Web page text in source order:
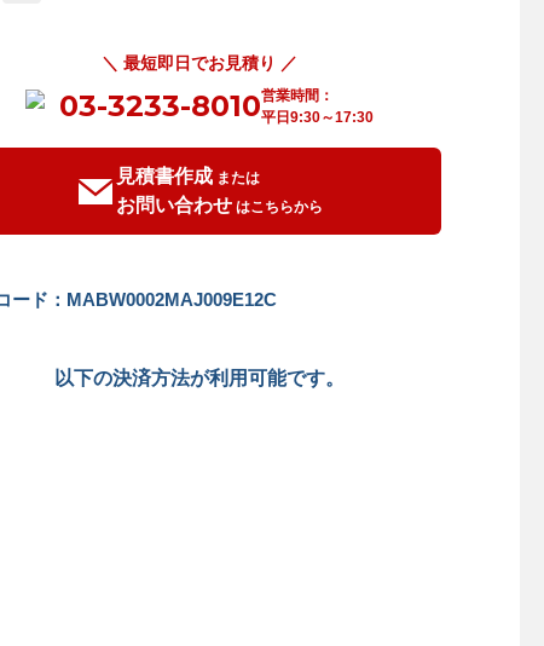
＼ 最短即日でお見積り ／
03-3233-8010営業時間：
平日9:30～17:30
見積書作成 または
お問い合わせ はこちらから
ード：MABW0002MAJ009E12C
以下の決済方法が利用可能です。